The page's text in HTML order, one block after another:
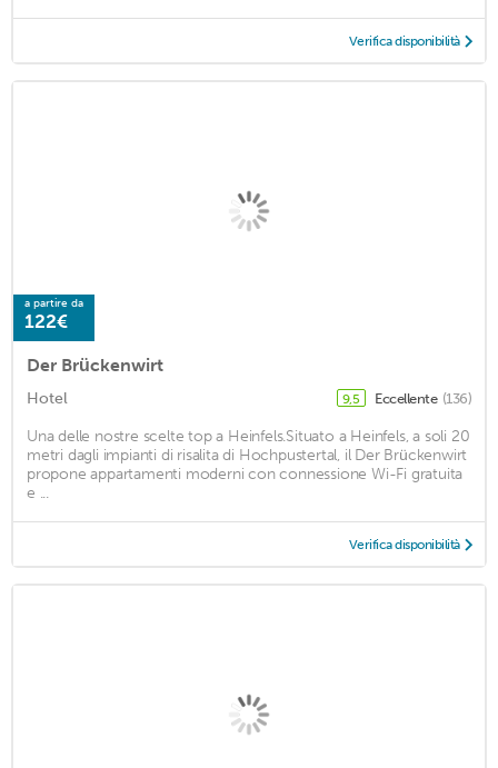
Verifica disponibilità
a partire da
122€
Der Brückenwirt
Hotel 9,5 Eccellente (136)
Una delle nostre scelte top a Heinfels.Situato a Heinfels, a soli 20
metri dagli impianti di risalita di Hochpustertal, il Der Brückenwirt
propone appartamenti moderni con connessione Wi-Fi gratuita
e ...
Verifica disponibilità